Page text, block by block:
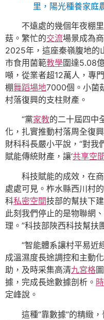
里，陽光種養家庭
不遠處的幾個年夜棚
菇。繁忙的交流場景成為
2025年，這座秦嶺腹地的
市食用菌範教學圍達5.08
噸，從業者超12萬人，專
棚舞蹈場地7000個。小菌
村落復興的支柱財產。
“黨家教的二十屆四中
化，扎實推動村落周全復
財科科長嚴小平說，“對我
賦能傳統財產，讓‘共享空間
科技賦能的成效，在
處處可見。柞水縣西川村
科私密空間技部的幫扶下
此刻我們停止的是物聯網
理。”科技部陜西科技幫扶
“智能體系讓村平易近
成溫濕度長途調控和主動
助，及時采集高清九宮格
據，完成長途數據剖析。
定峰說。
這種“靠數據”的精緻